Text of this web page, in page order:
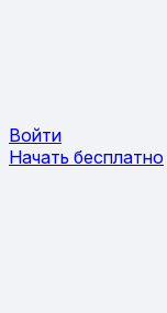
Войти
Начать бесплатно